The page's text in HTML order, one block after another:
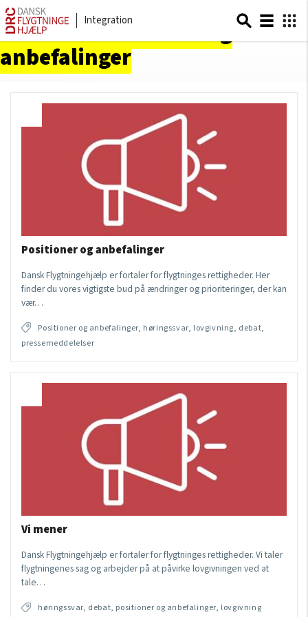
Integration
Sider omPositioner og
anbefalinger
Positioner og anbefalinger
Dansk Flygtningehjælp er fortaler for flygtninges rettigheder. Her
finder du vores vigtigste bud på ændringer og prioriteringer, der kan
vær…
Positioner og anbefalinger, høringssvar, lovgivning, debat,
pressemeddelelser
Vi mener
Dansk Flygtningehjælp er fortaler for flygtninges rettigheder. Vi taler
flygtningenes sag og arbejder på at påvirke lovgivningen ved at
tale…
høringssvar, debat, positioner og anbefalinger, lovgivning